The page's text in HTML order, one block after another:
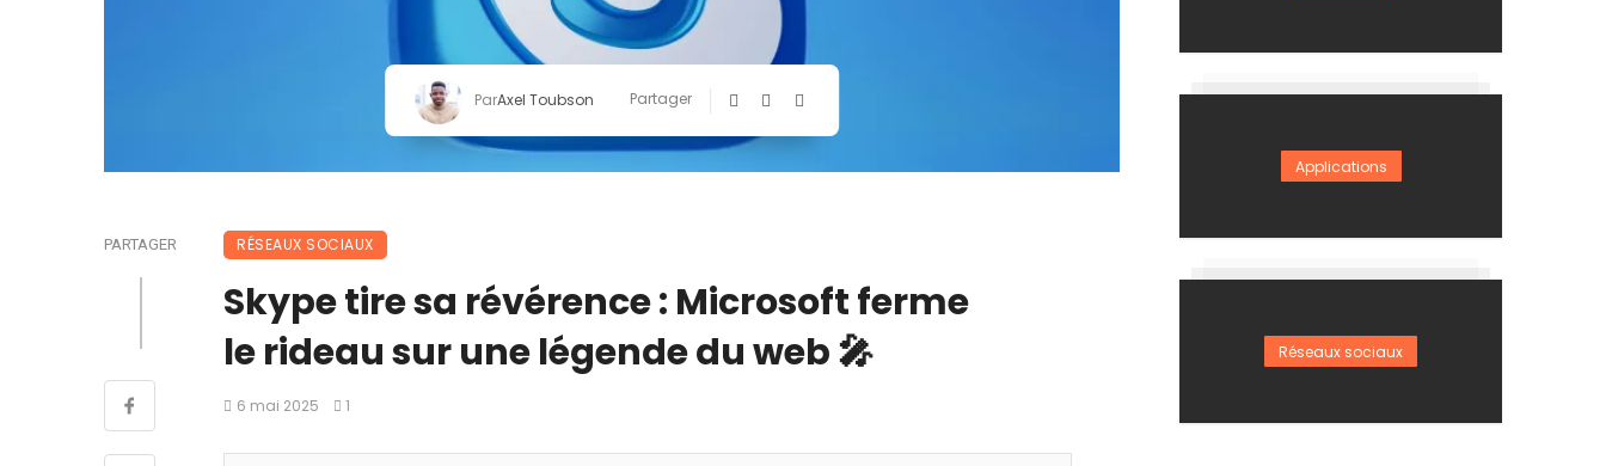
ParAxel Toubson Partager
PARTAGER RÉSEAUX SOCIAUX
Skype tire sa révérence : Microsoft ferme
le rideau sur une légende du web 🎤
6 mai 2025 1
Applications
Réseaux sociaux